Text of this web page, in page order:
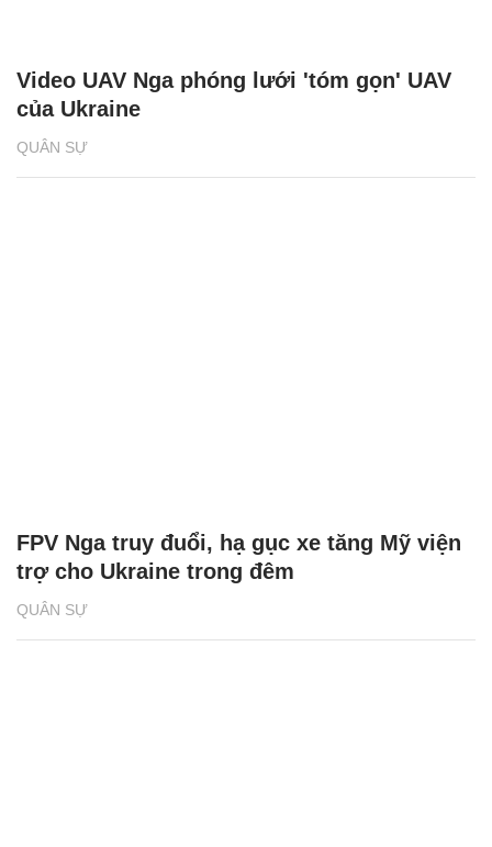
QUÂN SỰ
Video UAV Nga phóng lưới 'tóm gọn' UAV
của Ukraine
QUÂN SỰ
FPV Nga truy đuổi, hạ gục xe tăng Mỹ viện
trợ cho Ukraine trong đêm